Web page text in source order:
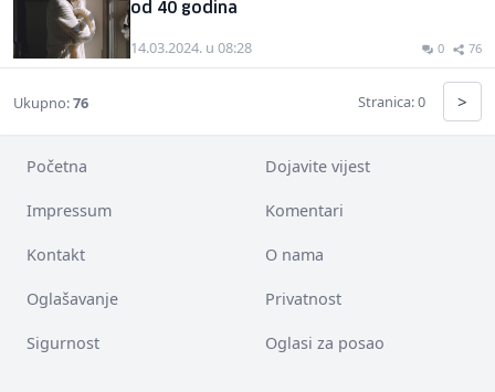
od 40 godina
14.03.2024. u 08:28 0 76
Ukupno:76 Stranica: 0 >
Početna Dojavite vijest
Impressum Komentari
Kontakt O nama
Oglašavanje Privatnost
Sigurnost Oglasi za posao